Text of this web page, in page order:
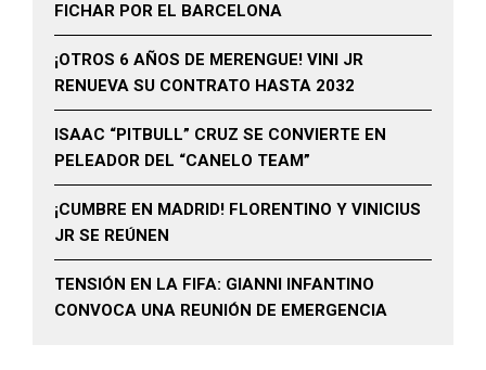
FICHAR POR EL BARCELONA
¡OTROS 6 AÑOS DE MERENGUE! VINI JR
RENUEVA SU CONTRATO HASTA 2032
ISAAC “PITBULL” CRUZ SE CONVIERTE EN
PELEADOR DEL “CANELO TEAM”
¡CUMBRE EN MADRID! FLORENTINO Y VINICIUS
JR SE REÚNEN
TENSIÓN EN LA FIFA: GIANNI INFANTINO
CONVOCA UNA REUNIÓN DE EMERGENCIA